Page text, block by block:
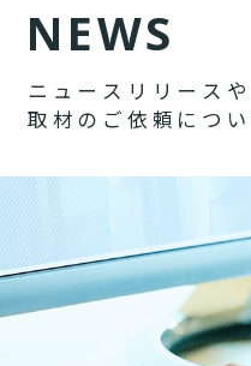
NEWS
ニ ュ ー ス リ リ ー ス や
取 材 の ご 依 頼 に つ い